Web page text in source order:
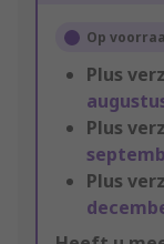
Op
Plus
Plus
Plus